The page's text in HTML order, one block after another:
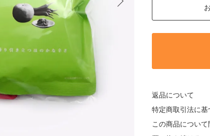
返品について
特定商取引法に基
この商品について